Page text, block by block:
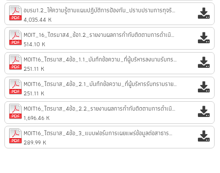
อบรม1.2_ให้ความรู้ตามแผนปฏิบัติการป้องกัน_ปราบปรามการทุจริตและประพฤติมิชอบ.pdf
4,035.44 K
MOIT_16_ไตรมาส4_ข้อ1.2_รายงานผลการกำกับติดตามการดำเนินการตามแผนปฏิบัติการ.pdf
514.10 K
MOIT16_ไตรมาส_4ข้อ_1.1_บันทึกข้อความ_ที่ผู้บริหารลงนามรับทราบรายงานผลการดำเนินงาน.pdf
251.11 K
MOIT16_ไตรมาส_4ข้อ_2.1_บันทึกข้อความ_ที่ผู้บริหารรับทราบรายงานผลการดำเนินงาน.pdf
251.11 K
MOIT16_ไตรมาส_4ข้อ_2.2_รายงานผลการกำกับติดตามการดำเนินงานตามแผนปฏิบัติการส่งเสริมคุณธรรม.pdf
1,696.46 K
MOIT16_ไตรมาส_4ข้อ_3_แบบฟอร์มการเผยแพร่ข้อมูลต่อสาธารณะผ่านเว็บไซต์.pdf
289.99 K